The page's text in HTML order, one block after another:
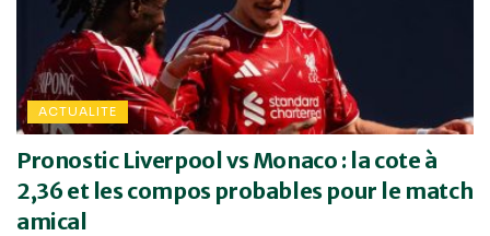
ACTUALITE
Pronostic Liverpool vs Monaco : la cote à
2,36 et les compos probables pour le match
amical